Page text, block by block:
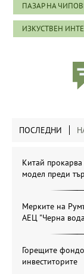
ПАЗАР НА
ИЗКУСТВЕН
ПОСЛЕДНИ
Китай
модел преди
Мерките на
АЕЦ "Черна
Горещите
инвеститорите